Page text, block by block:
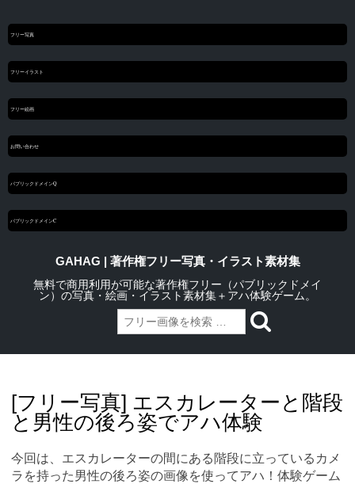
フリー写真
フリーイラスト
フリー絵画
お問い合わせ
パブリックドメインQ
パブリックドメインC
GAHAG | 著作権フリー写真・イラスト素材集
無料で商用利用が可能な著作権フリー（パブリックドメイ
ン）の写真・絵画・イラスト素材集＋アハ体験ゲーム。
content[フリー写真] エスカレーターと階段
と男性の後ろ姿でアハ体験
今回は、エスカレーターの間にある階段に立っているカメ
ラを持った男性の後ろ姿の画像を使ってアハ！体験ゲーム